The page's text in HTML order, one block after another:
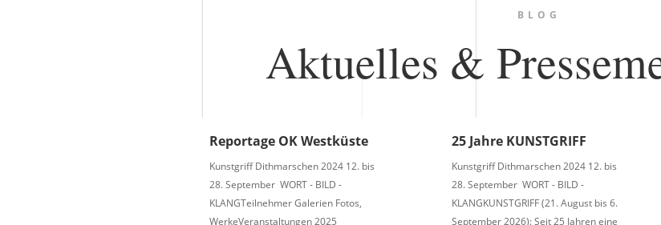
BLOG
Aktuelles &
Reportage OK Westküste
Kunstgriff Dithmarschen 2024 12. bis
28. September WORT - BILD -
KLANGTeilnehmer Galerien Fotos,
WerkeVeranstaltungen 2025
25 Jahre KUNSTGRIFF
Kunstgriff Dithmarschen 2024 12. bis
28. September WORT - BILD -
KLANGKUNSTGRIFF (21. August bis 6.
September 2026): Seit 25 Jahren eine